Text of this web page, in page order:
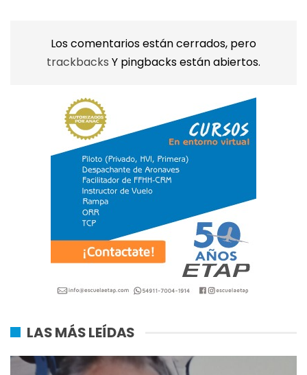
Los comentarios están cerrados, pero
trackbacks Y pingbacks están abiertos.
LAS MÁS LEÍDAS